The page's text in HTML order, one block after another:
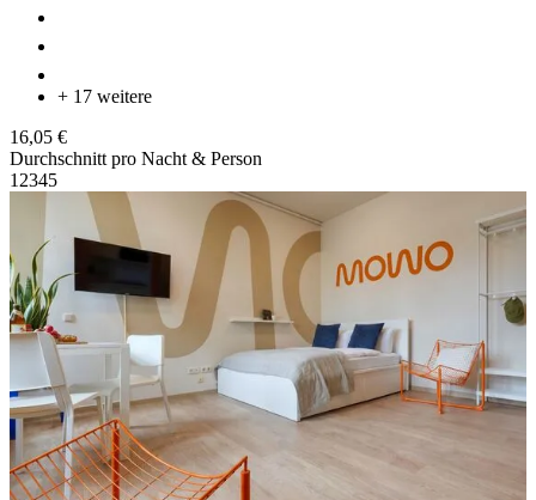
+ 17 weitere
16,05 €
Durchschnitt pro Nacht & Person
1 2345